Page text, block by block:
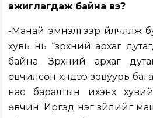
ажиглагдаж байна вэ?
-Манай эмнэлгээр үйлчлүүлж
хувь нь “зүрхний архаг
байна. Зүрхний архаг
өвчилсөн хүндээ зовуурь
нас баралтын ихэнх
өвчин. Иргэд нэг зүйлийг